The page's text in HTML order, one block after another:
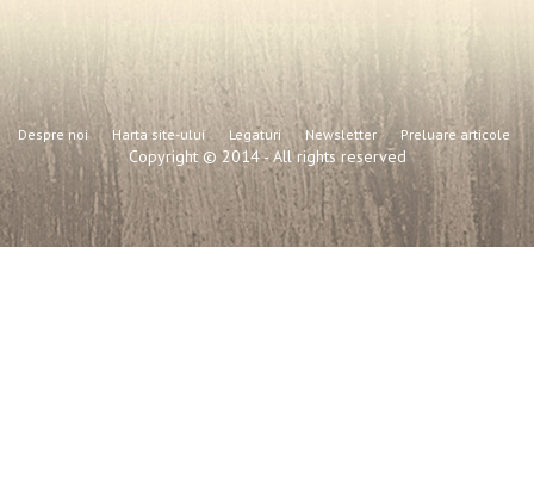
Despre noi Harta site-ului Legaturi Newsletter Preluare articole
Copyright © 2014 - All rights reserved